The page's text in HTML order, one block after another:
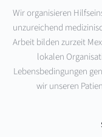
Wir organisieren
unzureichend
Arbeit bilden zurzeit
lokalen
Lebensbedingungen
wir unseren